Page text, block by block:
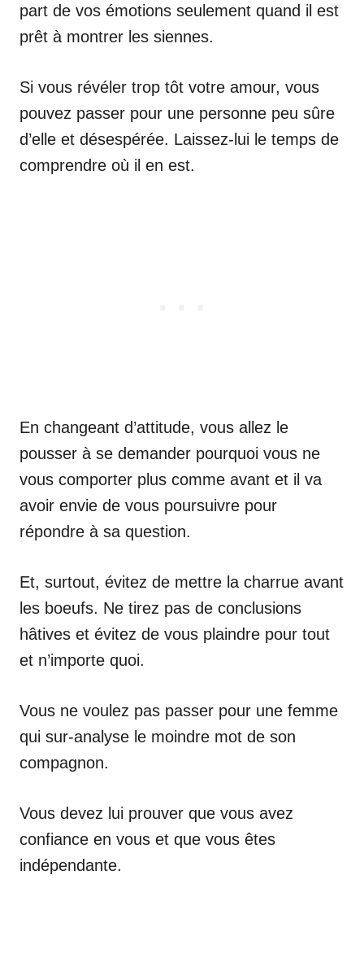
part de vos émotions seulement quand il est
prêt à montrer les siennes.
Si vous révéler trop tôt votre amour, vous
pouvez passer pour une personne peu sûre
d’elle et désespérée. Laissez-lui le temps de
comprendre où il en est.
En changeant d’attitude, vous allez le
pousser à se demander pourquoi vous ne
vous comporter plus comme avant et il va
avoir envie de vous poursuivre pour
répondre à sa question.
Et, surtout, évitez de mettre la charrue avant
les boeufs. Ne tirez pas de conclusions
hâtives et évitez de vous plaindre pour tout
et n’importe quoi.
Vous ne voulez pas passer pour une femme
qui sur-analyse le moindre mot de son
compagnon.
Vous devez lui prouver que vous avez
confiance en vous et que vous êtes
indépendante.